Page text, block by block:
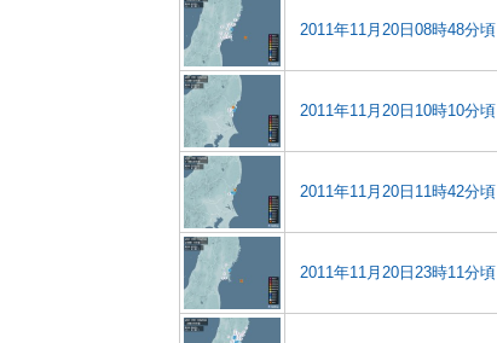
2011年11月20日08時48分頃
2011年11月20日10時10分頃
2011年11月20日11時42分頃
2011年11月20日23時11分頃